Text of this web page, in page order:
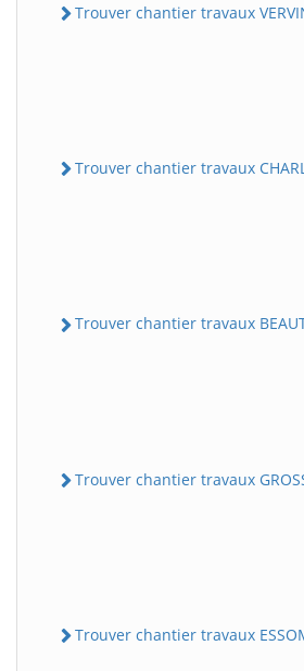
Trouver chantier travaux
Trouver chantier travaux
Trouver chantier travaux
Trouver chantier travaux
Trouver chantier travaux